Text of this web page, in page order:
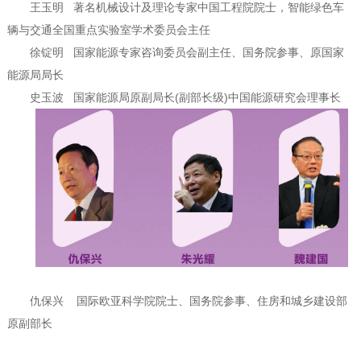
王玉明 著名机械设计及理论专家中国工程院院士，智能绿色车
辆与交通全国重点实验室学术委员会主任
徐锭明
国家能源专家咨询委员会副主任、国务院参事、原国家
能源局局长
史玉波
国家能源局原副局长(副部长级)中国能源研究会理事长
仇保兴
国际欧亚科学院院士、国务院参事、住房和城乡建设部
原副部长